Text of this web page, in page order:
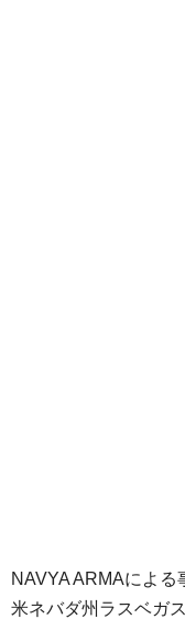
NAVYA ARMAによる
米ネバダ州ラスベガ